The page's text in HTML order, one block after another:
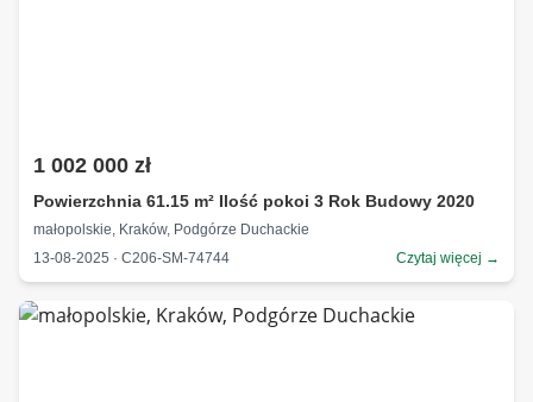
1 002 000 zł
Powierzchnia 61.15 m² Ilość pokoi 3 Rok Budowy 2020
małopolskie, Kraków, Podgórze Duchackie
13-08-2025 · C206-SM-74744
Czytaj więcej →